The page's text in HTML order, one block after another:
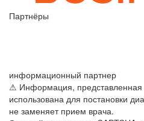
Партнёры
информационный партнер
⚠ Информация, представленная
использована для постановки
не заменяет прием врача.